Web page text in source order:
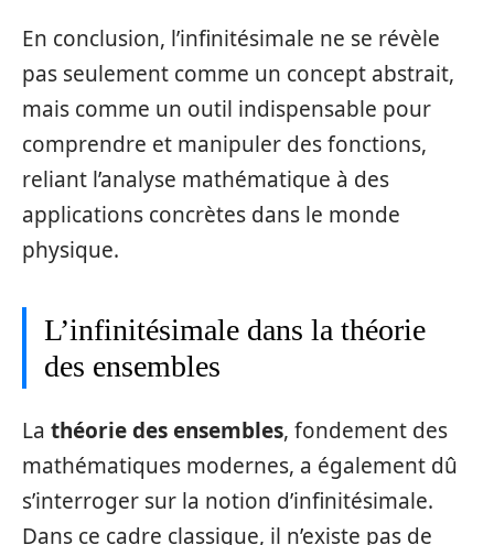
En conclusion, l’infinitésimale ne se révèle
pas seulement comme un concept abstrait,
mais comme un outil indispensable pour
comprendre et manipuler des fonctions,
reliant l’analyse mathématique à des
applications concrètes dans le monde
physique.
L’infinitésimale dans la théorie
des ensembles
La théorie des ensembles, fondement des
mathématiques modernes, a également dû
s’interroger sur la notion d’infinitésimale.
Dans ce cadre classique, il n’existe pas de